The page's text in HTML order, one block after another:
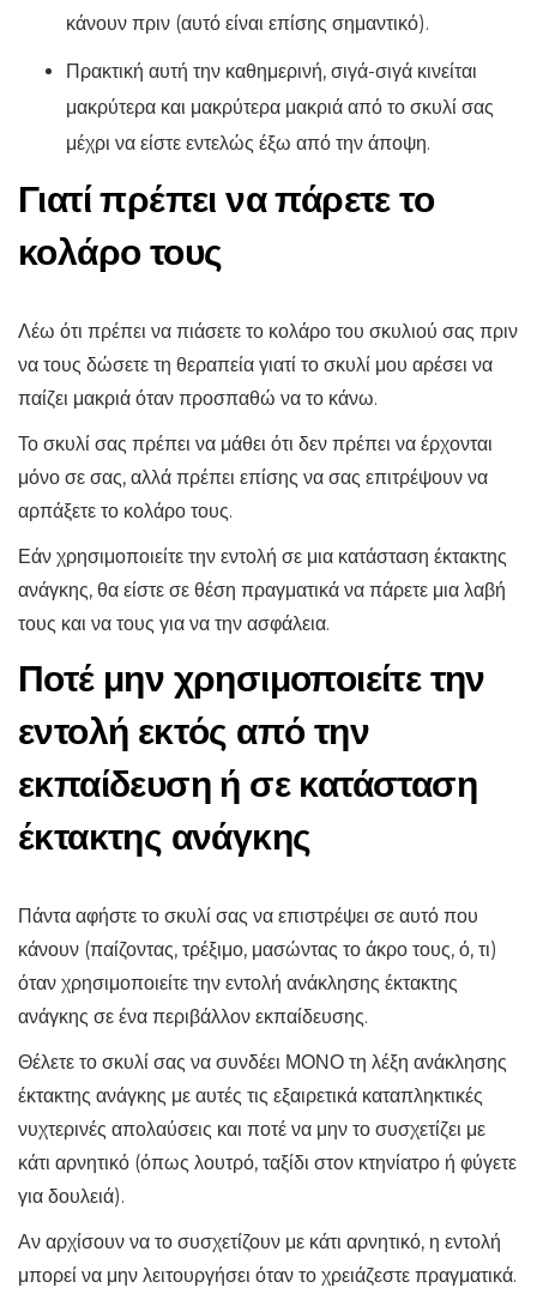
κάνουν πριν (αυτό είναι επίσης σημαντικό).
Πρακτική αυτή την καθημερινή, σιγά-σιγά κινείται
μακρύτερα και μακρύτερα μακριά από το σκυλί σας
μέχρι να είστε εντελώς έξω από την άποψη.
Γιατί πρέπει να πάρετε το
κολάρο τους
Λέω ότι πρέπει να πιάσετε το κολάρο του σκυλιού σας πριν
να τους δώσετε τη θεραπεία γιατί το σκυλί μου αρέσει να
παίζει μακριά όταν προσπαθώ να το κάνω.
Το σκυλί σας πρέπει να μάθει ότι δεν πρέπει να έρχονται
μόνο σε σας, αλλά πρέπει επίσης να σας επιτρέψουν να
αρπάξετε το κολάρο τους.
Εάν χρησιμοποιείτε την εντολή σε μια κατάσταση έκτακτης
ανάγκης, θα είστε σε θέση πραγματικά να πάρετε μια λαβή
τους και να τους για να την ασφάλεια.
Ποτέ μην χρησιμοποιείτε την
εντολή εκτός από την
εκπαίδευση ή σε κατάσταση
έκτακτης ανάγκης
Πάντα αφήστε το σκυλί σας να επιστρέψει σε αυτό που
κάνουν (παίζοντας, τρέξιμο, μασώντας το άκρο τους, ό, τι)
όταν χρησιμοποιείτε την εντολή ανάκλησης έκτακτης
ανάγκης σε ένα περιβάλλον εκπαίδευσης.
Θέλετε το σκυλί σας να συνδέει ΜΟΝΟ τη λέξη ανάκλησης
έκτακτης ανάγκης με αυτές τις εξαιρετικά καταπληκτικές
νυχτερινές απολαύσεις και ποτέ να μην το συσχετίζει με
κάτι αρνητικό (όπως λουτρό, ταξίδι στον κτηνίατρο ή φύγετε
για δουλειά).
Αν αρχίσουν να το συσχετίζουν με κάτι αρνητικό, η εντολή
μπορεί να μην λειτουργήσει όταν το χρειάζεστε πραγματικά.